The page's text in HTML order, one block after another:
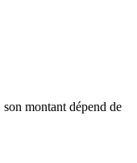
montant dépend de